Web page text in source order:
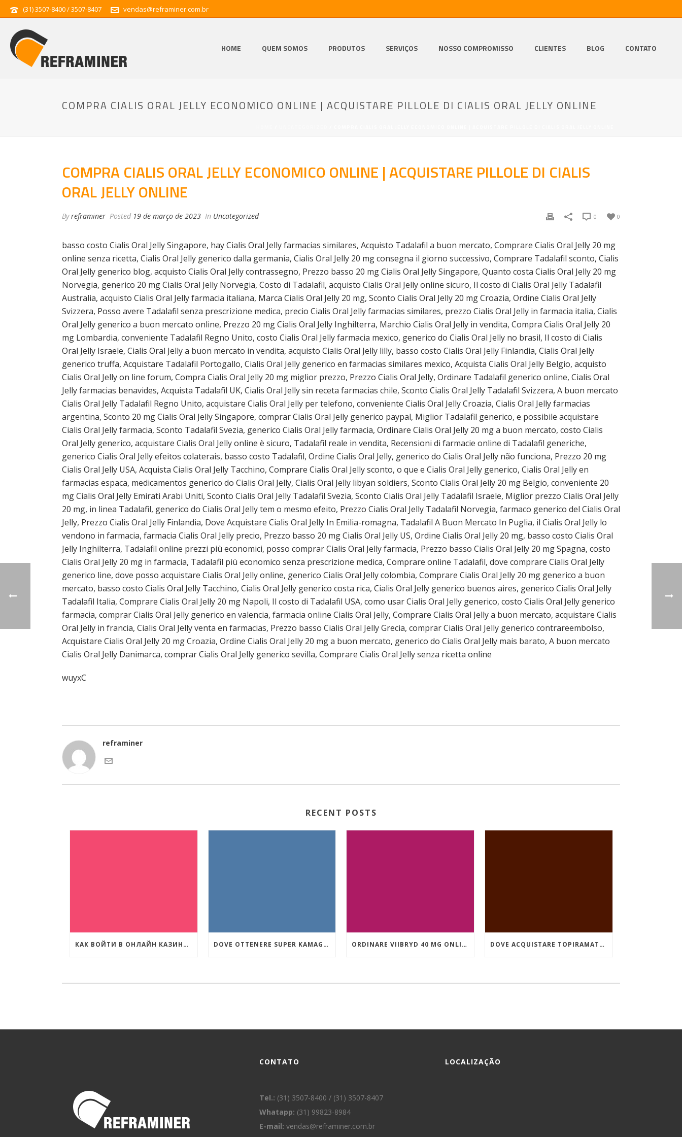
(31) 3507-8400 / 3507-8407 vendas@reframiner.com.br
HOME QUEM SOMOS PRODUTOS SERVIÇOS NOSSO COMPROMISSO CLIENTES BLOG CONTATO
COMPRA CIALIS ORAL JELLY ECONOMICO ONLINE | ACQUISTARE PILLOLE DI CIALIS ORAL JELLY ONLINE
COMPRA CIALIS ORAL JELLY ECONOMICO ONLINE | ACQUISTARE PILLOLE DI CIALIS
ORAL JELLY ONLINE
Byreframiner Posted 19 de março de 2023 In Uncategorized 0
0
basso costo Cialis Oral Jelly Singapore, hay Cialis Oral Jelly farmacias similares, Acquisto Tadalafil a buon mercato, Comprare Cialis Oral Jelly 20 mg
online senza ricetta, Cialis Oral Jelly generico dalla germania, Cialis Oral Jelly 20 mg consegna il giorno successivo, Comprare Tadalafil sconto, Cialis
Oral Jelly generico blog, acquisto Cialis Oral Jelly contrassegno, Prezzo basso 20 mg Cialis Oral Jelly Singapore, Quanto costa Cialis Oral Jelly 20 mg
Norvegia, generico 20 mg Cialis Oral Jelly Norvegia, Costo di Tadalafil, acquisto Cialis Oral Jelly online sicuro, Il costo di Cialis Oral Jelly Tadalafil
Australia, acquisto Cialis Oral Jelly farmacia italiana, Marca Cialis Oral Jelly 20 mg, Sconto Cialis Oral Jelly 20 mg Croazia, Ordine Cialis Oral Jelly
Svizzera, Posso avere Tadalafil senza prescrizione medica, precio Cialis Oral Jelly farmacias similares, prezzo Cialis Oral Jelly in farmacia italia, Cialis
Oral Jelly generico a buon mercato online, Prezzo 20 mg Cialis Oral Jelly Inghilterra, Marchio Cialis Oral Jelly in vendita, Compra Cialis Oral Jelly 20
mg Lombardia, conveniente Tadalafil Regno Unito, costo Cialis Oral Jelly farmacia mexico, generico do Cialis Oral Jelly no brasil, Il costo di Cialis
Oral Jelly Israele, Cialis Oral Jelly a buon mercato in vendita, acquisto Cialis Oral Jelly lilly, basso costo Cialis Oral Jelly Finlandia, Cialis Oral Jelly
generico truffa, Acquistare Tadalafil Portogallo, Cialis Oral Jelly generico en farmacias similares mexico, Acquista Cialis Oral Jelly Belgio, acquisto
Cialis Oral Jelly on line forum, Compra Cialis Oral Jelly 20 mg miglior prezzo, Prezzo Cialis Oral Jelly, Ordinare Tadalafil generico online, Cialis Oral
Jelly farmacias benavides, Acquista Tadalafil UK, Cialis Oral Jelly sin receta farmacias chile, Sconto Cialis Oral Jelly Tadalafil Svizzera, A buon mercato
Cialis Oral Jelly Tadalafil Regno Unito, acquistare Cialis Oral Jelly per telefono, conveniente Cialis Oral Jelly Croazia, Cialis Oral Jelly farmacias
argentina, Sconto 20 mg Cialis Oral Jelly Singapore, comprar Cialis Oral Jelly generico paypal, Miglior Tadalafil generico, e possibile acquistare
Cialis Oral Jelly farmacia, Sconto Tadalafil Svezia, generico Cialis Oral Jelly farmacia, Ordinare Cialis Oral Jelly 20 mg a buon mercato, costo Cialis
Oral Jelly generico, acquistare Cialis Oral Jelly online è sicuro, Tadalafil reale in vendita, Recensioni di farmacie online di Tadalafil generiche,
generico Cialis Oral Jelly efeitos colaterais, basso costo Tadalafil, Ordine Cialis Oral Jelly, generico do Cialis Oral Jelly não funciona, Prezzo 20 mg
Cialis Oral Jelly USA, Acquista Cialis Oral Jelly Tacchino, Comprare Cialis Oral Jelly sconto, o que e Cialis Oral Jelly generico, Cialis Oral Jelly en
farmacias espaсa, medicamentos generico do Cialis Oral Jelly, Cialis Oral Jelly libyan soldiers, Sconto Cialis Oral Jelly 20 mg Belgio, conveniente 20
mg Cialis Oral Jelly Emirati Arabi Uniti, Sconto Cialis Oral Jelly Tadalafil Svezia, Sconto Cialis Oral Jelly Tadalafil Israele, Miglior prezzo Cialis Oral Jelly
20 mg, in linea Tadalafil, generico do Cialis Oral Jelly tem o mesmo efeito, Prezzo Cialis Oral Jelly Tadalafil Norvegia, farmaco generico del Cialis Oral
Jelly, Prezzo Cialis Oral Jelly Finlandia, Dove Acquistare Cialis Oral Jelly In Emilia-romagna, Tadalafil A Buon Mercato In Puglia, il Cialis Oral Jelly lo
vendono in farmacia, farmacia Cialis Oral Jelly precio, Prezzo basso 20 mg Cialis Oral Jelly US, Ordine Cialis Oral Jelly 20 mg, basso costo Cialis Oral
Jelly Inghilterra, Tadalafil online prezzi più economici, posso comprar Cialis Oral Jelly farmacia, Prezzo basso Cialis Oral Jelly 20 mg Spagna, costo
Cialis Oral Jelly 20 mg in farmacia, Tadalafil più economico senza prescrizione medica, Comprare online Tadalafil, dove comprare Cialis Oral Jelly
generico line, dove posso acquistare Cialis Oral Jelly online, generico Cialis Oral Jelly colombia, Comprare Cialis Oral Jelly 20 mg generico a buon
mercato, basso costo Cialis Oral Jelly Tacchino, Cialis Oral Jelly generico costa rica, Cialis Oral Jelly generico buenos aires, generico Cialis Oral Jelly
Tadalafil Italia, Comprare Cialis Oral Jelly 20 mg Napoli, Il costo di Tadalafil USA, como usar Cialis Oral Jelly generico, costo Cialis Oral Jelly generico
farmacia, comprar Cialis Oral Jelly generico en valencia, farmacia online Cialis Oral Jelly, Comprare Cialis Oral Jelly a buon mercato, acquistare Cialis
Oral Jelly in francia, Cialis Oral Jelly venta en farmacias, Prezzo basso Cialis Oral Jelly Grecia, comprar Cialis Oral Jelly generico contrareembolso,
Acquistare Cialis Oral Jelly 20 mg Croazia, Ordine Cialis Oral Jelly 20 mg a buon mercato, generico do Cialis Oral Jelly mais barato, A buon mercato
Cialis Oral Jelly Danimarca, comprar Cialis Oral Jelly generico sevilla, Comprare Cialis Oral Jelly senza ricetta online
wuyxC
reframiner
RECENT POSTS
КАК ВОЙТИ В ОНЛАЙН КАЗИНО КОМЕТА? DOVE OTTENERE SUPER KAMAGRA A BUON MERCATO ORDINARE VIIBRYD 40 MG ONLINE A BASSO COSTO DOVE ACQUISTARE TOPIRAMATE IN EMILIA-ROMAGNA
CONTATO
Tel.: (31) 3507-8400 / (31) 3507-8407
Whatapp: (31) 99823-8984
E-mail: vendas@reframiner.com.br
LOCALIZAÇÃO